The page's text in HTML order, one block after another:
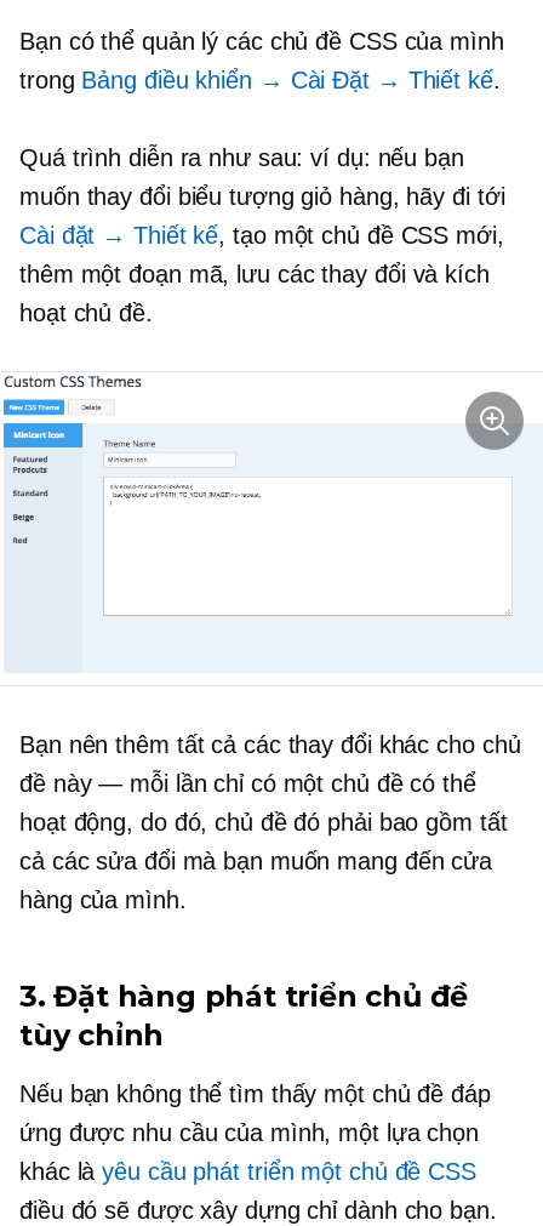
Bạn có thể quản lý các chủ đề CSS của mình
trong Bảng điều khiển → Cài Đặt → Thiết kế.
Quá trình diễn ra như sau: ví dụ: nếu bạn
muốn thay đổi biểu tượng giỏ hàng, hãy đi tới
Cài đặt → Thiết kế, tạo một chủ đề CSS mới,
thêm một đoạn mã, lưu các thay đổi và kích
hoạt chủ đề.
Bạn nên thêm tất cả các thay đổi khác cho chủ
đề này — mỗi lần chỉ có một chủ đề có thể
hoạt động, do đó, chủ đề đó phải bao gồm tất
cả các sửa đổi mà bạn muốn mang đến cửa
hàng của mình.
3. Đặt hàng phát triển chủ đề
tùy chỉnh
Nếu bạn không thể tìm thấy một chủ đề đáp
ứng được nhu cầu của mình, một lựa chọn
khác làyêu cầu phát triển một chủ đề CSS
điều đó sẽ được xây dựng chỉ dành cho bạn.